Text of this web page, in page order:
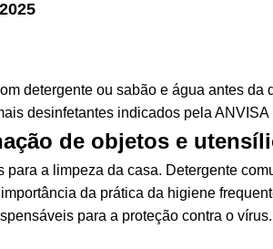
detergente ou sabão e água antes
desinfetantes indicados pela
de objetos e
a limpeza da casa. Detergente
da prática da higiene
para a proteção contra o